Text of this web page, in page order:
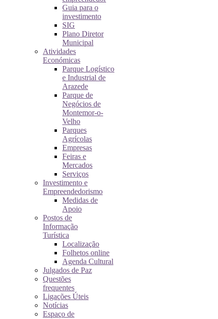
Guia para o
investimento
SIG
Plano Diretor
Municipal
Atividades
Económicas
Parque Logístico
e Industrial de
Arazede
Parque de
Negócios de
Montemor-o-
Velho
Parques
Agrícolas
Empresas
Feiras e
Mercados
Serviços
Investimento e
Empreendedorismo
Medidas de
Apoio
Postos de
Informação
Turística
Localização
Folhetos online
Agenda Cultural
Julgados de Paz
Questões
frequentes
Ligações Úteis
Notícias
Espaço de